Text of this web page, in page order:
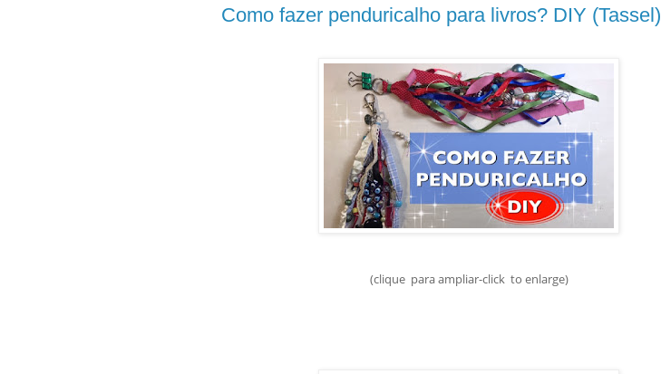
Como fazer penduricalho para livros? DIY (Tassel)
(clique para ampliar-click to enlarge)